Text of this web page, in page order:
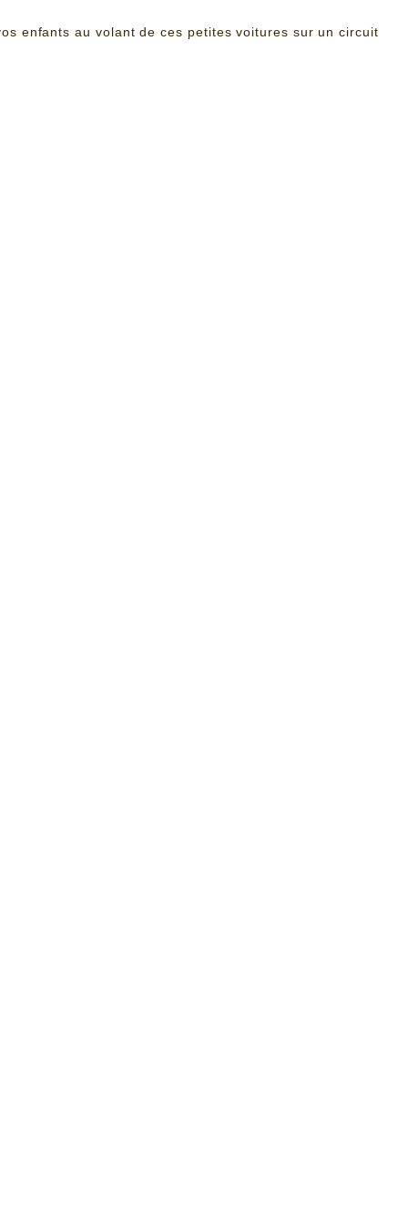
enfants au volant de ces petites voitures sur un circuit